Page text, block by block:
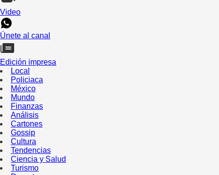
Video
Únete al canal
Edición impresa
Local
Policiaca
México
Mundo
Finanzas
Análisis
Cartones
Gossip
Cultura
Tendencias
Ciencia y Salud
Turismo